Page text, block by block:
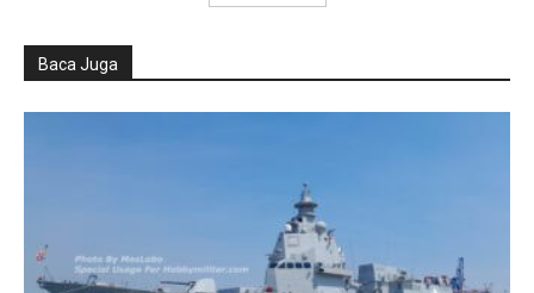
Baca Juga